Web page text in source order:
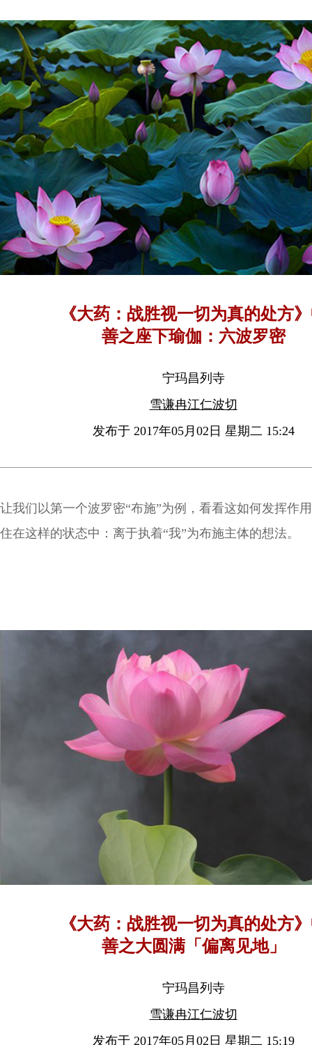
《大药：战胜视一切为真的处方
善之座下瑜伽：六波罗密
宁玛昌列寺
雪谦冉江仁波切
发布于 2017年05月02日 星期二 15:24
让我们以第一个波罗密“布施”为例，看看这如何发挥作
住在这样的状态中：离于执着“我”为布施主体的想法。
《大药：战胜视一切为真的处方
善之大圆满「偏离见地」
宁玛昌列寺
雪谦冉江仁波切
发布于 2017年05月02日 星期二 15:19